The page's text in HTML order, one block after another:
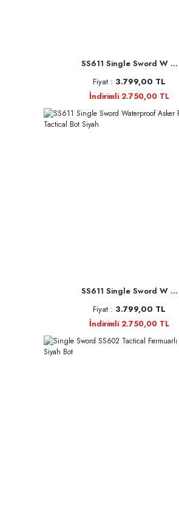
SS611 Single Sword W ...
Fiyat : 3.799,00 TL
İndirimli 2.750,00 TL
SS611 Single Sword W ...
Fiyat : 3.799,00 TL
İndirimli 2.750,00 TL